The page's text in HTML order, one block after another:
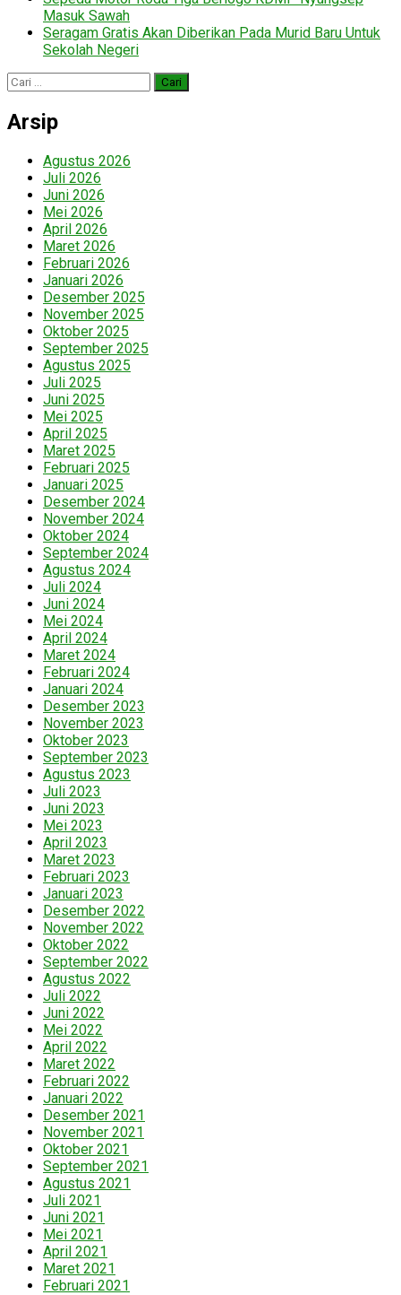
Masuk Sawah
Seragam Gratis Akan Diberikan Pada Murid Baru Untuk
Sekolah Negeri
Cari
untuk:
Arsip
Agustus 2026
Juli 2026
Juni 2026
Mei 2026
April 2026
Maret 2026
Februari 2026
Januari 2026
Desember 2025
November 2025
Oktober 2025
September 2025
Agustus 2025
Juli 2025
Juni 2025
Mei 2025
April 2025
Maret 2025
Februari 2025
Januari 2025
Desember 2024
November 2024
Oktober 2024
September 2024
Agustus 2024
Juli 2024
Juni 2024
Mei 2024
April 2024
Maret 2024
Februari 2024
Januari 2024
Desember 2023
November 2023
Oktober 2023
September 2023
Agustus 2023
Juli 2023
Juni 2023
Mei 2023
April 2023
Maret 2023
Februari 2023
Januari 2023
Desember 2022
November 2022
Oktober 2022
September 2022
Agustus 2022
Juli 2022
Juni 2022
Mei 2022
April 2022
Maret 2022
Februari 2022
Januari 2022
Desember 2021
November 2021
Oktober 2021
September 2021
Agustus 2021
Juli 2021
Juni 2021
Mei 2021
April 2021
Maret 2021
Februari 2021